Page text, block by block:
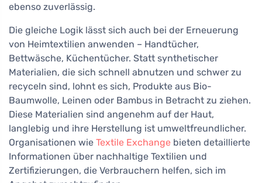
ebenso zuverlässig.
Die gleiche Logik lässt sich auch bei der Erneuerung
von Heimtextilien anwenden – Handtücher,
Bettwäsche, Küchentücher. Statt synthetischer
Materialien, die sich schnell abnutzen und schwer zu
recyceln sind, lohnt es sich, Produkte aus Bio-
Baumwolle, Leinen oder Bambus in Betracht zu ziehen.
Diese Materialien sind angenehm auf der Haut,
langlebig und ihre Herstellung ist umweltfreundlicher.
Organisationen wie Textile Exchange bieten detaillierte
Informationen über nachhaltige Textilien und
Zertifizierungen, die Verbrauchern helfen, sich im